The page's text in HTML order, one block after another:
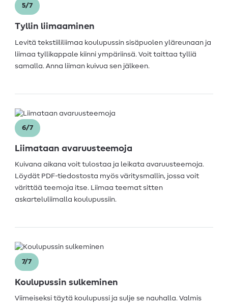
5/7
Tyllin liimaaminen
Levitä tekstiililiimaa koulupussin sisäpuolen yläreunaan ja
liimaa tyllikappale kiinni ympäriinsä. Voit taittaa tylliä
samalla. Anna liiman kuivua sen jälkeen.
6/7
Liimataan avaruusteemoja
Kuivana aikana voit tulostaa ja leikata avaruusteemoja.
Löydät PDF-tiedostosta myös väritysmallin, jossa voit
värittää teemoja itse. Liimaa teemat sitten
askarteluliimalla koulupussiin.
7/7
Koulupussin sulkeminen
Viimeiseksi täytä koulupussi ja sulje se nauhalla. Valmis